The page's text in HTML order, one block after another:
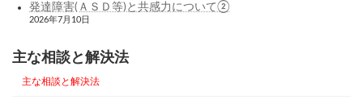
発達障害(ＡＳＤ等)と共感力について②
2026年7月10日
主な相談と解決法
主な相談と解決法